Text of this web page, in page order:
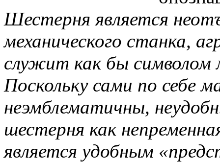
Шестерня является
механического станка,
служит как бы символом
Поскольку сами по себе
неэмблематичны,
шестерня как
является удобным